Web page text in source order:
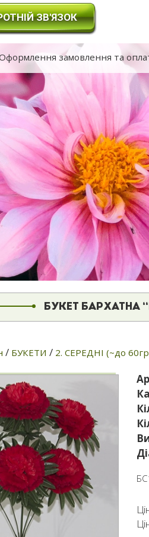
ЗВ'ЯЗОК
замовлення та
БУКЕТ
/ БУКЕТИ / 2. СЕРЕДНІ (~до